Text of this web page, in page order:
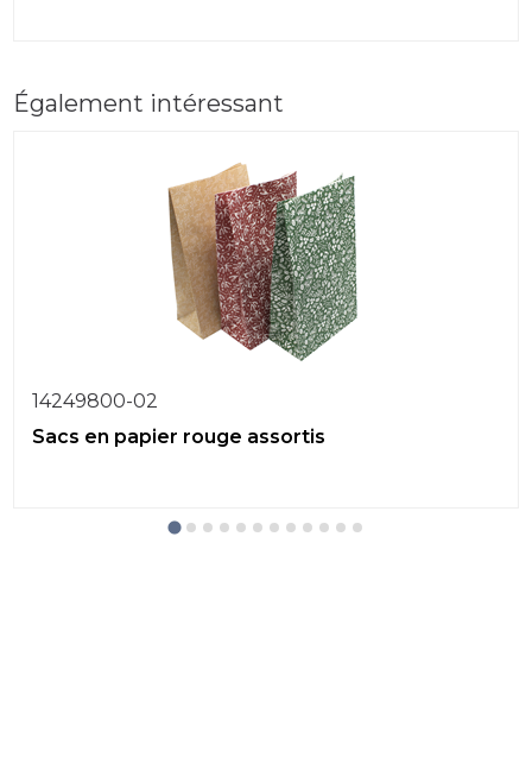
Également intéressant
14249800-02
Sacs en papier rouge assortis